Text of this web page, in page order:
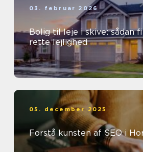
03. februar 2026
Bolig til leje i skive: sådan
rette lejlighed
05. december 2025
Forstå kunsten af SEO i